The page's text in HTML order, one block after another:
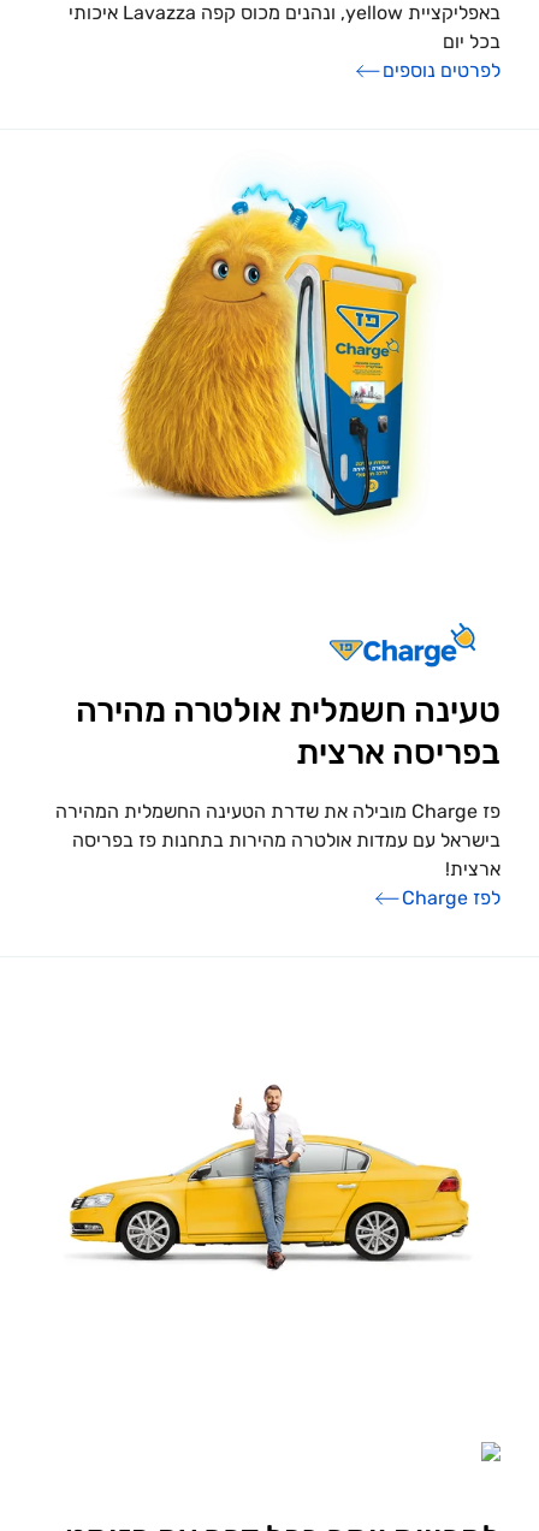
באפליקציית yellow, ונהנים מכוס קפה Lavazza איכותי
בכל יום
לפרטים נוספים
טעינה חשמלית אולטרה מהירה
בפריסה ארצית
פז Charge מובילה את שדרת הטעינה החשמלית המהירה
בישראל עם עמדות אולטרה מהירות בתחנות פז בפריסה
ארצית!
לפז Charge